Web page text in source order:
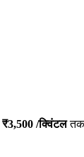
₹3,500 /क्विंटलतक